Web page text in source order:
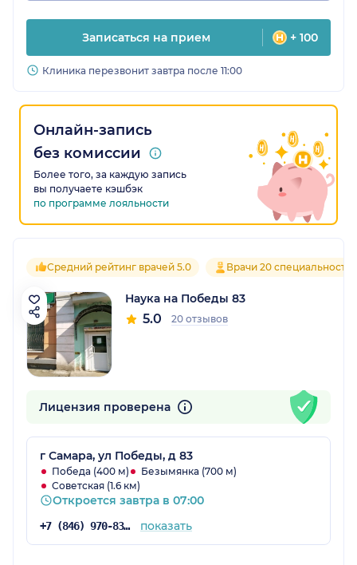
Записаться на прием + 100
Клиника перезвонит завтра после 11:00
Онлайн-запись
без комиссии
Более того, за каждую запись
вы получаете кэшбэк
по программе лояльности
Средний рейтинг врачей 5.0 Врачи 20
Наука на Победы 83
5.0 20 отзывов
Лицензия проверена
г Самара, ул Победы, д 83
Победа (400 м)
Безымянка (700 м)
Советская (1.6 км)
Откроется завтра в 07:00
+7 (846) 970-83-01 показать